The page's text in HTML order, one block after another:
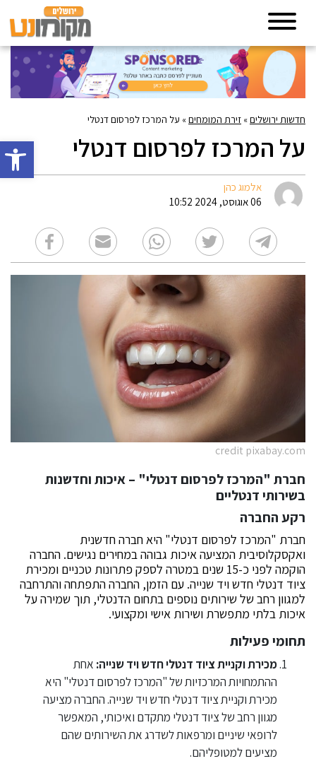
פתח
חדשות ירושלים» זירת המומחים» על המרכז לפרסום דנטלי
על המרכז לפרסום דנטלי
אלמוג כהן
06 אוגוסט, 2024 10:52
credit pixabay.com
חברת "המרכז לפרסום דנטלי" – איכות וחדשנות
בשירותי דנטליים
רקע החברה
חברת "המרכז לפרסום דנטלי" היא חברה חדשנית
ואקסקלוסיבית המציעה איכות גבוהה במחירים נגישים. החברה
הוקמה לפני כ-15 שנים במטרה לספק פתרונות טכניים ומכירת
ציוד דנטלי חדש ויד שנייה. עם הזמן, החברה התפתחה והתרחבה
למגוון רחב של שירותים נוספים בתחום הדנטלי, תוך שמירה על
איכות בלתי מתפשרת ושירות אישי ומקצועי.
תחומי פעילות
מכירת וקניית ציוד דנטלי חדש ויד שנייה:אחת
ההתמחויות המרכזיות של "המרכז לפרסום דנטלי" היא
מכירת וקניית ציוד דנטלי חדש ויד שנייה. החברה מציעה
מגוון רחב של ציוד דנטלי מתקדם ואיכותי, המאפשר
לרופאי שיניים ומרפאות לשדרג את השירותים שהם
מציעים למטופליהם.